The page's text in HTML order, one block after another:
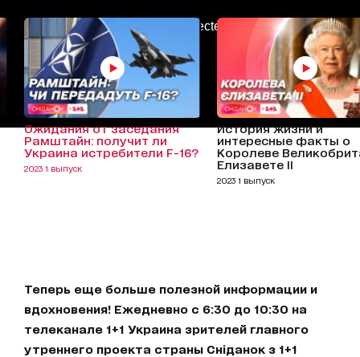
AdBlockDetected!
Ожидания от заседания
Рамштайн: получит ли
Украина истребители F-16?
2023 1 выпуск
История жизни и
интересные факты о
Королеве
Елизавете II
2023 1 выпуск
Теперь еще больше полезной информации и
вдохновения! Ежедневно с 6:30 до 10:30 на
телеканале 1+1 Украина зрителей главного
утреннего проекта страны Сніданок з 1+1